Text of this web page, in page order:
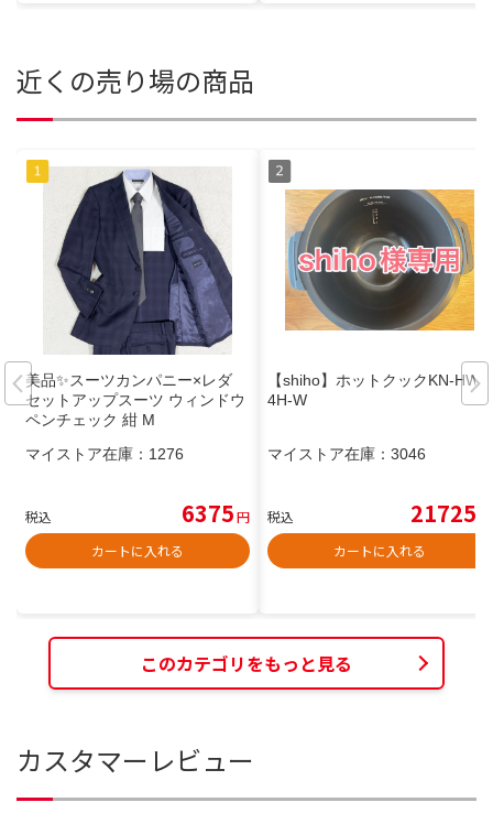
近くの売り場の商品
美品✨スーツカンパニー×レダ
セットアップスーツ ウィンドウ
ペンチェック 紺 M
マイストア在庫： 1276
税込 6375円
カートに入れる
【shiho】ホットクックKN-HW2
4H-W
マイストア在庫： 3046
税込 21725
カートに入れる
このカテゴリをもっと見る
カスタマーレビュー